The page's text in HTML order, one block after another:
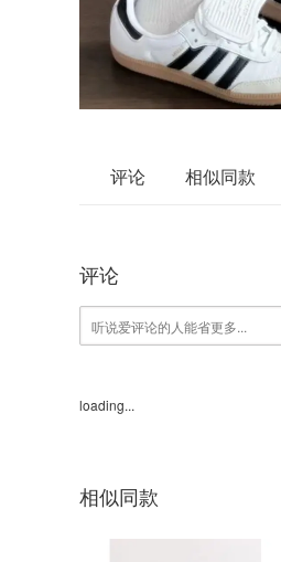
评论 相似同款
评论
loading...
相似同款